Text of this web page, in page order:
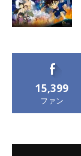
15,399
ファン